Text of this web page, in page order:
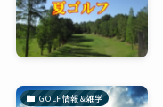
GOLF 情報 & 雑学